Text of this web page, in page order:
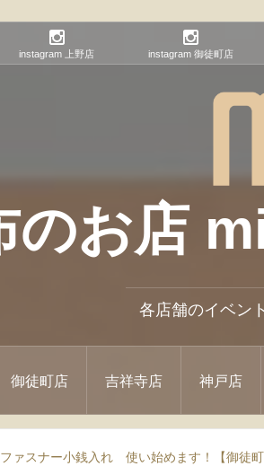
instagram 上野店 instagram 御徒町店
のお店
各店舗のイベン
御徒町店 吉祥寺店 神戸店
ファスナー小銭入れ 使い始めます！【御徒町